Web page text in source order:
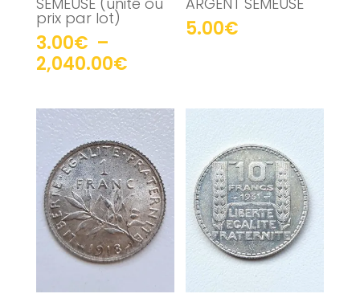
prix par lot)
3.00€ –
2,040.00€Plage
prix :
3.00€
à
2,040.00€
5.00€